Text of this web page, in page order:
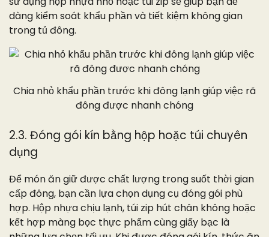
dàng kiểm soát khẩu phần và tiết kiệm không gian
trong tủ đông.
Chia nhỏ khẩu phần trước khi đông lạnh giúp việc rã
đông được nhanh chóng
2.3. Đóng gói kín bằng hộp hoặc túi chuyên
dụng
Để món ăn giữ được chất lượng trong suốt thời gian
cấp đông, bạn cần lựa chọn dụng cụ đóng gói phù
hợp. Hộp nhựa chịu lạnh, túi zip hút chân không hoặc
kết hợp màng bọc thực phẩm cùng giấy bạc là